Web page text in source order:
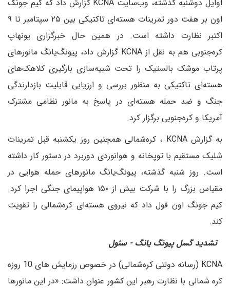
اوایل دوشنبه گذشته، وب‌سایت KCNA گزارش داد که کیم جونگ
اون بر هفت دور تمرینات هسته‌ای تاکتیکی بین ۲۵ سپتامبر تا ۹
اکتبر نظارت داشته است. در همین حال خبرگزاری یونهاپ
کره‌جنوبی هم به نقل از KCNA گزارش داد، پیونگ‌یانگ مانورهای
پرتاب موشک بالستیک را تحت شبیه‌سازی بارگیری کلاهک‌های
هسته‌ای تاکتیکی به منظور بررسی و ارزیابی قابلیت بازدارندگی
جنگ و ضد حمله هسته‌ای در پاسخ به مانور نظامی مشترک
آمریکا و کره‌جنوبی برگزار کرد.
به گزارش KCNA ، کره‌شمالی همچنین روز یکشنبه قبل تمرینات
شلیک مستقیم با توپخانه و هوانوردی دوربرد در دستور کار داشته
است. روز شنبه گذشته، پیونگ‌یانگ مانورهای حمله هوایی در
مقیاس بزرگ را با شرکت بیش از ۱۵۰ هواپیمای جنگی اجرا کرد.
کیم جونگ اون قول داد که نیروی هسته‌ای کره‌شمالی را تقویت
کند.
تشدید گسل پیونگ یانگ - سئول
KCNA (رسانه دولتی کره‌شمالی) در خصوص رزمایش های 10 روزه
کره شمالی با نظارت رهبر این کشور عنوان داشت: «در این مانورها